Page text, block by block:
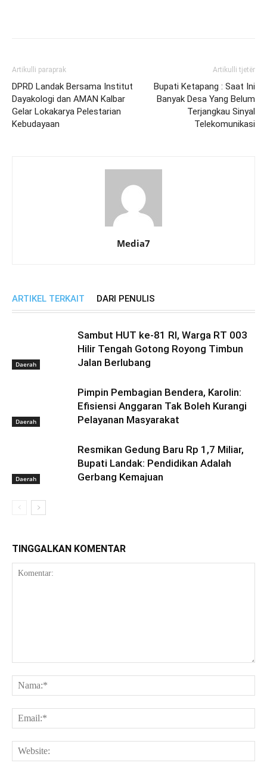
Artikulli paraprak
DPRD Landak Bersama Institut
Dayakologi dan AMAN Kalbar
Gelar Lokakarya Pelestarian
Kebudayaan
Artikulli tjetër
Bupati Ketapang : Saat Ini
Banyak Desa Yang Belum
Terjangkau Sinyal
Telekomunikasi
Media7
ARTIKEL TERKAIT DARI PENULIS
Daerah
Sambut HUT ke-81 RI, Warga RT 003
Hilir Tengah Gotong Royong Timbun
Jalan Berlubang
Daerah
Pimpin Pembagian Bendera, Karolin:
Efisiensi Anggaran Tak Boleh Kurangi
Pelayanan Masyarakat
Daerah
Resmikan Gedung Baru Rp 1,7 Miliar,
Bupati Landak: Pendidikan Adalah
Gerbang Kemajuan
TINGGALKAN KOMENTAR